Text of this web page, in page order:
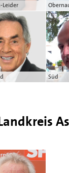
Leider
Süd